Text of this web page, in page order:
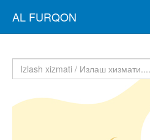
AL FURQON